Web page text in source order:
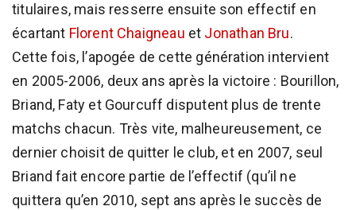
titulaires, mais resserre ensuite son effectif en
écartant Florent Chaigneau et Jonathan Bru.
Cette fois, l’apogée de cette génération intervient
en 2005-2006, deux ans après la victoire : Bourillon,
Briand, Faty et Gourcuff disputent plus de trente
matchs chacun. Très vite, malheureusement, ce
dernier choisit de quitter le club, et en 2007, seul
Briand fait encore partie de l’effectif (qu’il ne
quittera qu’en 2010, sept ans après le succès de